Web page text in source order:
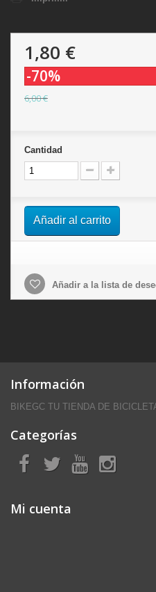
1,80 €
-70%
6,00 €
Cantidad
Añadir al carrito
Añadir a la lista de
Información
BIKEGC TU TIENDA DE
Categorías
Mi cuenta